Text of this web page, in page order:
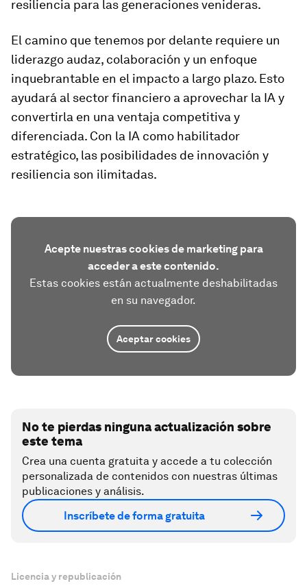
resiliencia para las generaciones venideras.
El camino que tenemos por delante requiere un
liderazgo audaz, colaboración y un enfoque
inquebrantable en el impacto a largo plazo. Esto
ayudará al sector financiero a aprovechar la IA y
convertirla en una ventaja competitiva y
diferenciada. Con la IA como habilitador
estratégico, las posibilidades de innovación y
resiliencia son ilimitadas.
Acepte nuestras cookies de marketing para
acceder a este contenido.
Estas cookies están actualmente deshabilitadas
en su navegador.
Aceptar cookies
No te pierdas ninguna actualización sobre
este tema
Crea una cuenta gratuita y accede a tu colección
personalizada de contenidos con nuestras últimas
publicaciones y análisis.
Inscríbete de forma gratuita
Licencia y republicación